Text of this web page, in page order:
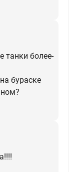
танки более-
бураске